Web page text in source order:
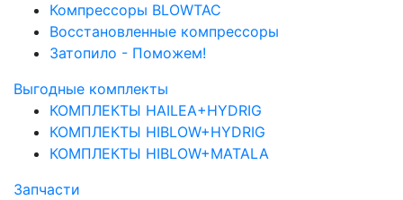
Компрессоры BLOWTAC
Восстановленные компрессоры
Затопило - Поможем!
Выгодные комплекты
КОМПЛЕКТЫ HAILEA+HYDRIG
КОМПЛЕКТЫ HIBLOW+HYDRIG
КОМПЛЕКТЫ HIBLOW+MATALA
Запчасти